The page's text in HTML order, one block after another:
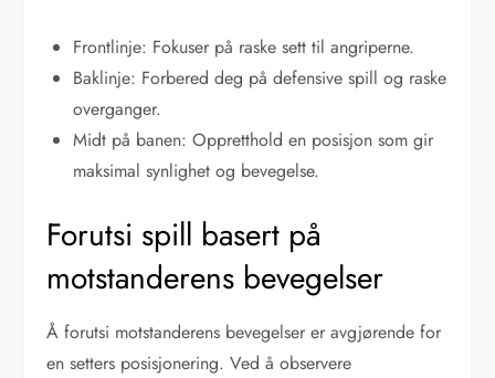
Frontlinje: Fokuser på raske sett til angriperne.
Baklinje: Forbered deg på defensive spill og raske
overganger.
Midt på banen: Oppretthold en posisjon som gir
maksimal synlighet og bevegelse.
Forutsi spill basert på
motstanderens bevegelser
Å forutsi motstanderens bevegelser er avgjørende for
en setters posisjonering. Ved å observere